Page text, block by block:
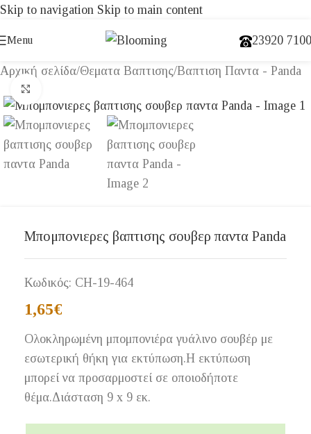
Skip to navigation Skip to main content
Menu 23920
Αρχική σελίδα/Θεματα Βαπτισης/Βαπτιση Παντα - Panda
Μπομπονιερες βαπτισης σουβερ παντα Panda
Κωδικός: CH-19-464
1,65€
Ολοκληρωμένη μπομπονιέρα γυάλινο σουβέρ με
εσωτερική θήκη για εκτύπωση.Η εκτύπωση
μπορεί να προσαρμοστεί σε οποιοδήποτε
θέμα.Διάσταση 9 x 9 εκ.